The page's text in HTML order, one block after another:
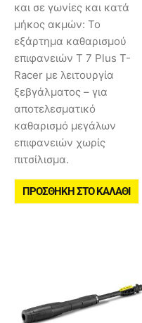
και σε γωνίες και κατά
μήκος ακμών: Το
εξάρτημα καθαρισμού
επιφανειών T 7 Plus T-
Racer με λειτουργία
ξεβγάλματος – για
αποτελεσματικό
καθαρισμό μεγάλων
επιφανειών χωρίς
πιτσίλισμα.
ΠΡΟΣΘΉΚΗ ΣΤΟ ΚΑΛΆΘΙ